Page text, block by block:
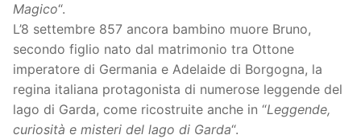
Magico“.
L’8 settembre 857 ancora bambino muore Bruno,
secondo figlio nato dal matrimonio tra Ottone
imperatore di Germania e Adelaide di Borgogna, la
regina italiana protagonista di numerose leggende del
lago di Garda, come ricostruite anche in “Leggende,
curiosità e misteri del lago di Garda“.